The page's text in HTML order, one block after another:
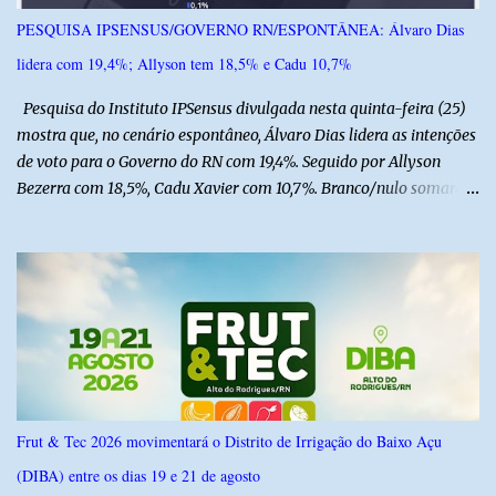
sob cuidados médicos especializados. Segundo informações da
Polícia Militar, a criança é filha de um policial militar. PM reforça
alerta sobre álcool e direção Em nota, a Polícia Militar manifestou
PESQUISA IPSENSUS/GOVERNO RN/ESPONTÂNEA: Álvaro Dias
lidera com 19,4%; Allyson tem 18,5% e Cadu 10,7%
Pesquisa do Instituto IPSensus divulgada nesta quinta-feira (25)
mostra que, no cenário espontâneo, Álvaro Dias lidera as intenções
de voto para o Governo do RN com 19,4%. Seguido por Allyson
Bezerra com 18,5%, Cadu Xavier com 10,7%. Branco/nulo somaram
do Norte entre os dias 18 e 22 de junho de 2026. O levantamento
possui margem de erro de 2,5 pontos percentuais e nível de
confiança de 95%. Registro no TSE: RN-09520/2026
Frut & Tec 2026 movimentará o Distrito de Irrigação do Baixo Açu
(DIBA) entre os dias 19 e 21 de agosto